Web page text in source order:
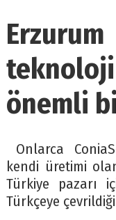
önemli
Onlarca
kendi üretimi
Türkiye pazarı
Türkçeye